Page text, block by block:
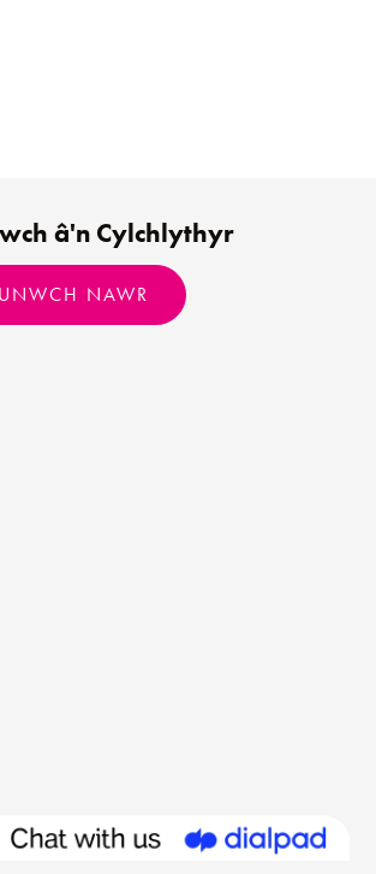
â'n Cylchlythyr
NAWR
gan Limegreentangerine